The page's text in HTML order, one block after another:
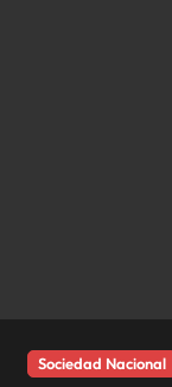
Sociedad Nacional